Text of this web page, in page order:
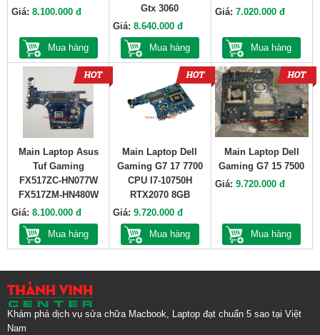
Giá: 8.100.000 đ
Mua hàng
Gtx 3060
Giá:8.640.000 đ
Mua hàng
Giá: 7.020.000 đ
Mua hàng
Main Laptop Asus
Tuf Gaming
FX517ZC-HN077W
FX517ZM-HN480W
Giá: 8.100.000 đ
Mua hàng
Main Laptop Dell
Gaming G7 17 7700
CPU I7-10750H
RTX2070 8GB
Giá:9.720.000 đ
Mua hàng
Main Laptop Dell
Gaming G7 15 7500
Giá: 9.720.000 đ
Mua hàng
Khám phá dịch vụ sửa chữa Macbook, Laptop đạt chuẩn 5 sao tại Việt
Nam